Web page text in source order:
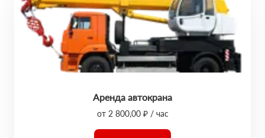
Аренда автокрана
от 2 800,00 ₽ / час